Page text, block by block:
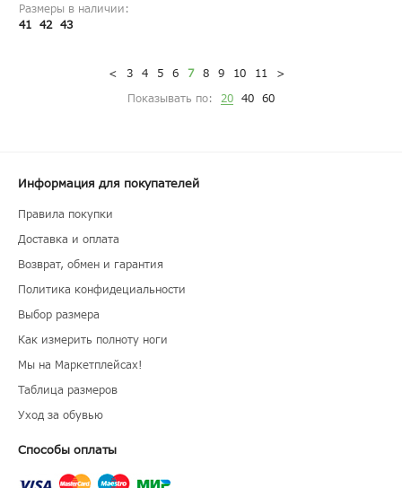
Размеры в наличии:
41 42 43
< 3 4 5 6 7 8 9 10 11
>
Показывать по:
20 40 60
Информация для покупателей
Правила покупки
Доставка и оплата
Возврат, обмен и гарантия
Политика конфидециальности
Выбор размера
Как измерить полноту ноги
Мы на Маркетплейсах!
Таблица размеров
Уход за обувью
Способы оплаты